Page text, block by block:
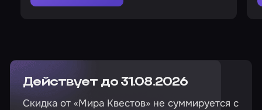
Действует до 31.08.2026
Скидка от «Мира Квестов» не суммируется с